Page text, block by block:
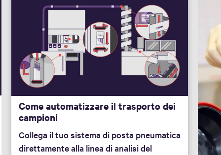
Come automatizzare il trasporto dei
campioni
Collega il tuo sistema di posta pneumatica
direttamente alla linea di analisi del